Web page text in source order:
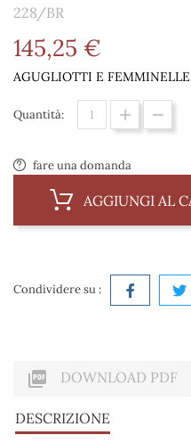
228/BR
145,25 €
AGUGLIOTTI E
Quantità:
fare una domanda
AGGIUNGI AL
Condividere su :
 DOWNLOAD PDF
DESCRIZIONE